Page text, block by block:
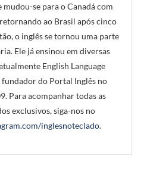
se para o Canadá com
ao Brasil após cinco
o inglês se tornou uma parte
Ele já ensinou em diversas
English Language
fundador do Portal Inglês no
Para acompanhar todas as
exclusivos, siga-nos no
inglesnoteclado.